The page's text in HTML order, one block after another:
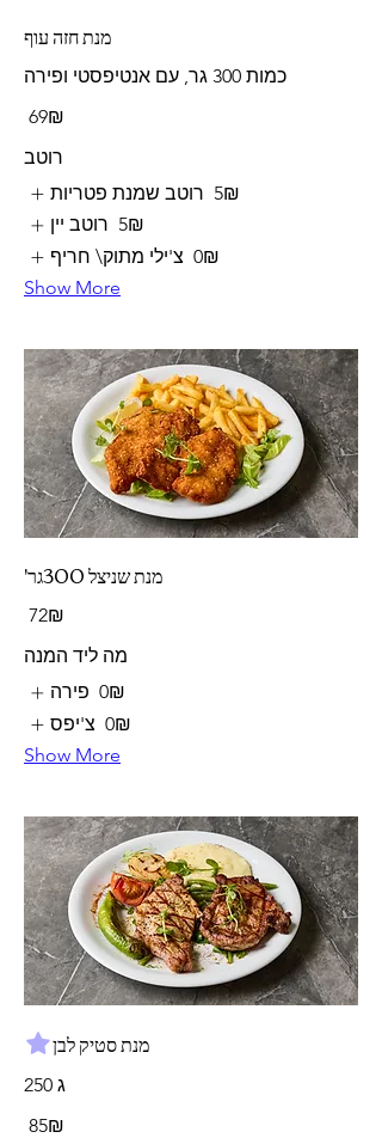
מנת חזה עוף
כמות 300 גר, עם אנטיפסטי ופירה
‏69 ‏₪
רוטב
רוטב שמנת פטריות
‏5 ‏₪
רוטב יין
‏5 ‏₪
צ'ילי מתוק\ חריף
‏0 ‏₪
Show More
'מנת שניצל 300גר
‏72 ‏₪
מה ליד המנה
פירה
‏0 ‏₪
צ'יפס
‏0 ‏₪
Show More
מנת סטיק לבן
250 ג
‏85 ‏₪